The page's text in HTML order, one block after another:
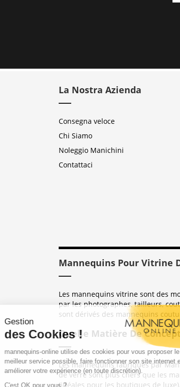
La Nostra Azienda
Consegna veloce
Chi Siamo
Noleggio Manichini
Contattaci
Mannequins Pour Vitrine
Les mannequins vitrine sont des
par les photographes, tailleurs,
sont dérivés des mannequins
Quelle Matière De
Les mannequins fabriqués par
de verre sont plus chers que les
(idéales pour les boutiques de